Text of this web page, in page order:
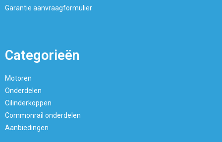
Garantie aanvraagformulier
Categorieën
Motoren
Onderdelen
Cilinderkoppen
Commonrail onderdelen
Aanbiedingen